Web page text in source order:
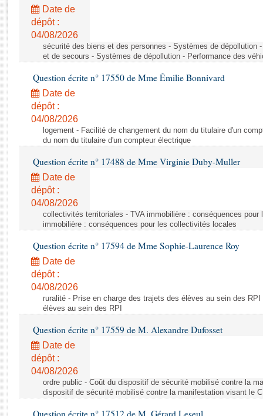
Rapports législatifs
Rapports sur l'application des lois
Baromètre de l’application des lois
Dossiers législatifs
Budget et sécurité sociale
Questions écrites et orales
Comptes rendus des débats
Date de
dépôt :
04/08/2026
sécurité des biens et des personnes - Systèmes de dépollution
et de secours - Systèmes de dépollution - Performance des
Question écrite n° 17550 de Mme Émilie Bonnivard
Date de
dépôt :
04/08/2026
logement - Facilité de changement du nom du titulaire d'un
du nom du titulaire d'un compteur électrique
Question écrite n° 17488 de Mme Virginie Duby-Muller
Date de
dépôt :
04/08/2026
collectivités territoriales - TVA immobilière : conséquences
immobilière : conséquences pour les collectivités locales
Question écrite n° 17594 de Mme Sophie-Laurence Roy
Date de
dépôt :
04/08/2026
ruralité - Prise en charge des trajets des élèves au sein des
élèves au sein des RPI
Question écrite n° 17559 de M. Alexandre Dufosset
Date de
dépôt :
04/08/2026
ordre public - Coût du dispositif de sécurité mobilisé contre la
dispositif de sécurité mobilisé contre la manifestation visant le
Question écrite n° 17512 de M. Gérard Leseul